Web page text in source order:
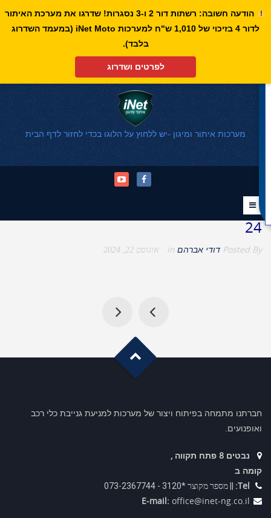
הודעה חשובה: רשתות דור 2 ו-3 נסגרות! שדרגו את מערכת האיתור
לדור 4 בזיכוי של 1,010 ש"ח למערכות iNet Moto (במעמד השדרוג
בלבד).
לפרטים ושדרוג
מערכות איתור ומיגון -יש ללחוץ על הלוגו בכדי לחזור לדף הבית
24
Posted By דודי אברהם in אוגוסט 22, 2024
חברתנו מתמחה בפיתוח ויצור של מערכות למניעת גנייבת כלי רכב
ואופנועים.
נבטים 8 פתח תקווה ,
קומה ב
Tel:
|| מספר מקוצר *3120 - 073-2367744
E-mail: office@inet-ng.co.il
G
o
t
o
T
o
p